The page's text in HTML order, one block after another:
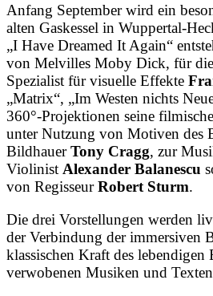
Anfang September wird ein
alten Gaskessel in Wuppertal-
„I Have Dreamed It Again“
von Melvilles Moby Dick, für
Spezialist für visuelle Effekte
„Matrix“, „Im Westen nichts
360°-Projektionen seine
unter Nutzung von Motiven des
BildhauerTony Cragg, zur
Violinist Alexander Balanescu
von RegisseurRobert Sturm.
Die drei Vorstellungen werden
der Verbindung der immersiven
klassischen Kraft des lebendigen
verwobenen Musiken und Texten